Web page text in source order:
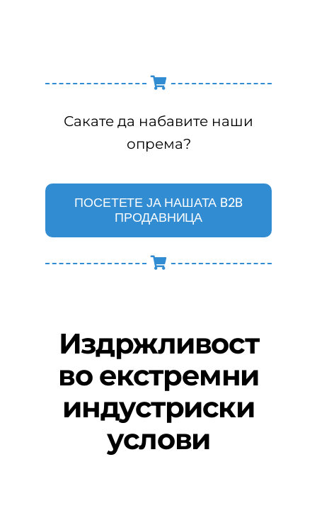
Сакате да набавите наши
опрема?
ПОСЕТЕТЕ ЈА НАШАТА B2B
ПРОДАВНИЦА
Издржливост
во екстремни
индустриски
услови